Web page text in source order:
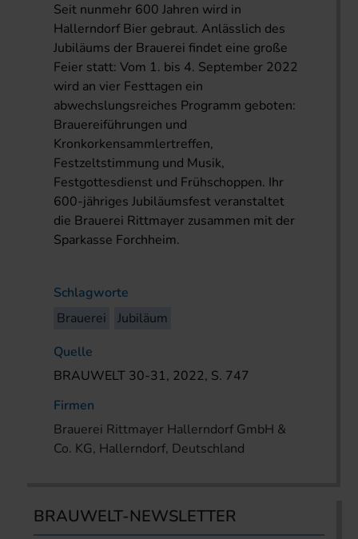
Seit nunmehr 600 Jahren wird in
Hallerndorf Bier gebraut. Anlässlich des
Jubiläums der Brauerei findet eine große
Feier statt: Vom 1. bis 4. September 2022
wird an vier Festtagen ein
abwechslungsreiches Programm geboten:
Brauereiführungen und
Kronkorkensammlertreffen,
Festzeltstimmung und Musik,
Festgottesdienst und Frühschoppen. Ihr
600-jähriges Jubiläumsfest veranstaltet
die Brauerei Rittmayer zusammen mit der
Sparkasse Forchheim.
Schlagworte
Brauerei
Jubiläum
Quelle
BRAUWELT 30-31, 2022, S. 747
Firmen
Brauerei Rittmayer Hallerndorf GmbH &
Co. KG, Hallerndorf, Deutschland
BRAUWELT-NEWSLETTER